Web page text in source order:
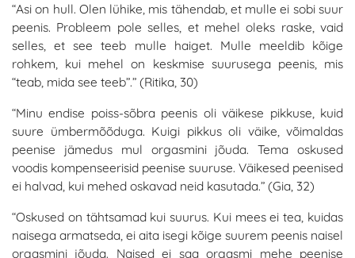
“Asi on hull. Olen lühike, mis tähendab, et mulle ei sobi suur
peenis. Probleem pole selles, et mehel oleks raske, vaid
selles, et see teeb mulle haiget. Mulle meeldib kõige
rohkem, kui mehel on keskmise suurusega peenis, mis
“teab, mida see teeb”.” (Ritika, 30)
“Minu endise poiss-sõbra peenis oli väikese pikkuse, kuid
suure ümbermõõduga. Kuigi pikkus oli väike, võimaldas
peenise jämedus mul orgasmini jõuda. Tema oskused
voodis kompenseerisid peenise suuruse. Väikesed peenised
ei halvad, kui mehed oskavad neid kasutada.” (Gia, 32)
“Oskused on tähtsamad kui suurus. Kui mees ei tea, kuidas
naisega armatseda, ei aita isegi kõige suurem peenis naisel
orgasmini jõuda. Naised ei saa orgasmi mehe peenise